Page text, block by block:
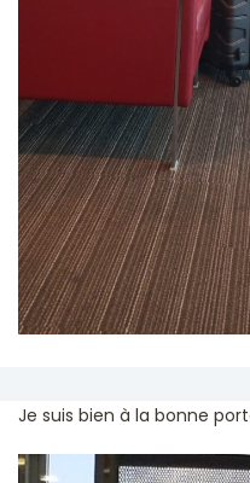
Je suis bien à la bonne